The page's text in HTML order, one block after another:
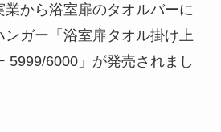
から浴室扉のタオルバーに
ガー「浴室扉タオル掛け上
5999/6000」が発売されまし